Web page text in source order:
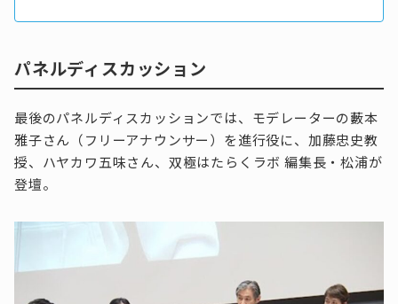
パネルディスカッション
最後のパネルディスカッションでは、モデレーターの藪本
雅子さん（フリーアナウンサー）を進行役に、加藤忠史教
授、ハヤカワ五味さん、双極はたらくラボ 編集長・松浦が
登壇。